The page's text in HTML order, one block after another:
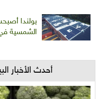
بولندا
الشمسية في
أحدث الأخبار